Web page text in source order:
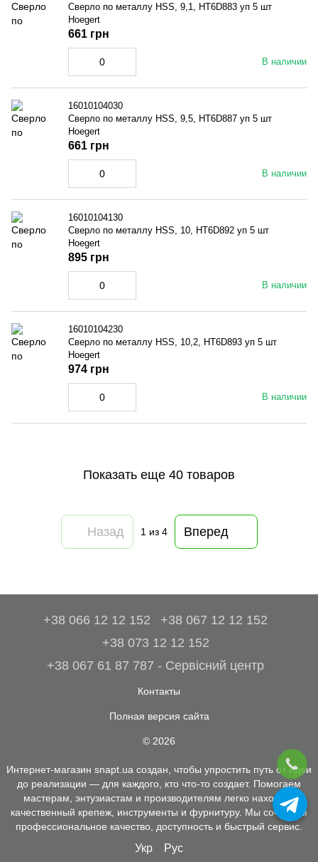
Сверло по металлу HSS, 9,1, HT6D883 уп 5 шт
Hoegert
В наличии
661 грн
16010104030
Сверло по металлу HSS, 9,5, HT6D887 уп 5 шт
Hoegert
В наличии
661 грн
16010104130
Сверло по металлу HSS, 10, HT6D892 уп 5 шт
Hoegert
В наличии
895 грн
16010104230
Сверло по металлу HSS, 10,2, HT6D893 уп 5 шт
Hoegert
В наличии
974 грн
Показать еще 40 товаров
Назад 1 из 4 Вперед
+38 066 12 12 152
+38 067 12 12 152
+38 073 12 12 152
+38 067 61 87 787 - Сервісний центр
Контакты
Полная версия сайта
© 2026
Интернет-магазин snapt.ua создан, чтобы упростить путь от идеи
до реализации — для каждого, кто что-то создает. Помогаем
мастерам, энтузиастам и производителям легко находить
качественный крепеж, инструменты и фурнитуру. Мы сочетаем
профессиональное качество, доступность и быстрый сервис.
Укр Рус